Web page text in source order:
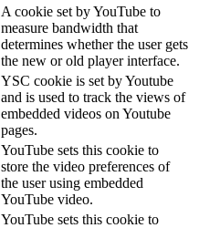
A cookie set by YouTube to
measure bandwidth that
determines whether the user gets
the new or old player interface.
YSC cookie is set by Youtube
and is used to track the views of
embedded videos on Youtube
pages.
YouTube sets this cookie to
store the video preferences of
the user using embedded
YouTube video.
YouTube sets this cookie to